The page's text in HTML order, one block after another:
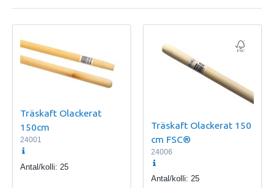
Träskaft Olackerat
150cm
24001
Antal/kolli: 25
Träskaft Olackerat 150
cm FSC®
24006
Antal/kolli: 25